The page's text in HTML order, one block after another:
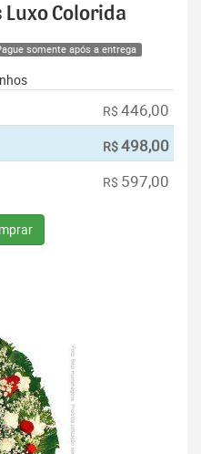
Luxo Colorida
somente após a entrega
R$ 446,00
R$498,00
R$ 597,00